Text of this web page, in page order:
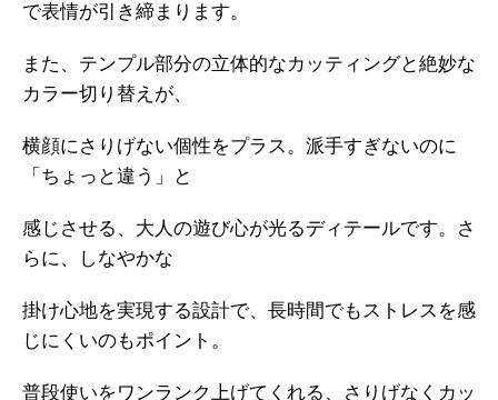
で表情が引き締まります。
また、テンプル部分の立体的なカッティングと絶妙な
カラー切り替えが、
横顔にさりげない個性をプラス。派手すぎないのに
「ちょっと違う」と
感じさせる、大人の遊び心が光るディテールです。さ
らに、しなやかな
掛け心地を実現する設計で、長時間でもストレスを感
じにくいのもポイント。
普段使いをワンランク上げてくれる、さりげなくカッ